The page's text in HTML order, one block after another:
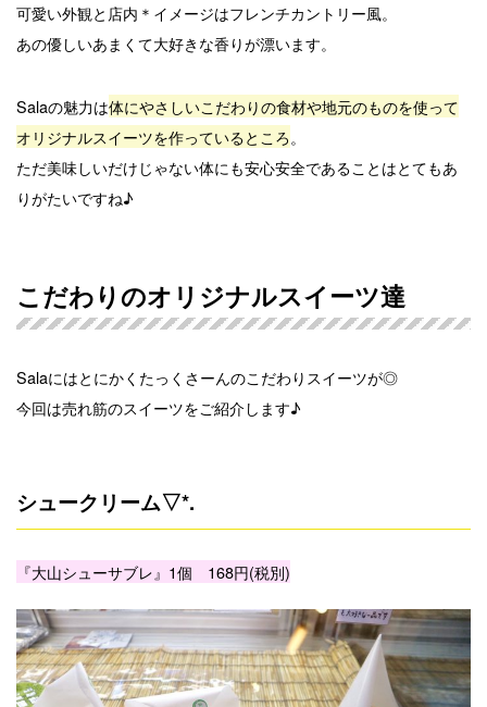
可愛い外観と店内＊イメージはフレンチカントリー風。
あの優しいあまくて大好きな香りが漂います。
Salaの魅力は体にやさしいこだわりの食材や地元のものを使って
オリジナルスイーツを作っているところ。
ただ美味しいだけじゃない体にも安心安全であることはとてもあ
りがたいですね♪
こだわりのオリジナルスイーツ達
Salaにはとにかくたっくさーんのこだわりスイーツが◎
今回は売れ筋のスイーツをご紹介します♪
シュークリーム▽*.
『大山シューサブレ』1個 168円(税別)